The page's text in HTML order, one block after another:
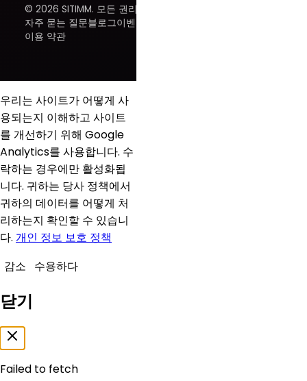
© 2026 SITIMM. 모든 권리 보유.
자주 묻는 질문블로그이벤트
이용 약관
우리는 사이트가 어떻게 사
용되는지 이해하고 사이트
를 개선하기 위해 Google
Analytics를 사용합니다. 수
락하는 경우에만 활성화됩
니다. 귀하는 당사 정책에서
귀하의 데이터를 어떻게 처
리하는지 확인할 수 있습니
다. 개인 정보 보호 정책
감소
수용하다
닫기
Failed to fetch